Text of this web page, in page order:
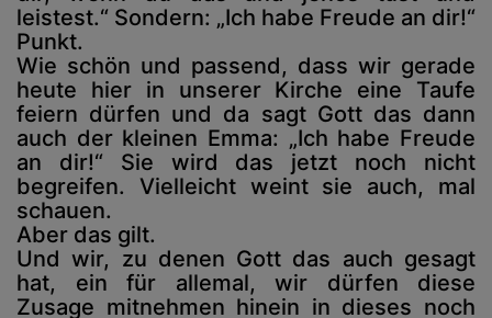
leistest.“ Sondern: „Ich habe Freude an dir!“
Punkt.
Wie schön und passend, dass wir gerade
heute hier in unserer Kirche eine Taufe
feiern dürfen und da sagt Gott das dann
auch der kleinen Emma: „Ich habe Freude
an dir!“ Sie wird das jetzt noch nicht
begreifen. Vielleicht weint sie auch, mal
schauen.
Aber das gilt.
Und wir, zu denen Gott das auch gesagt
hat, ein für allemal, wir dürfen diese
Zusage mitnehmen hinein in dieses noch